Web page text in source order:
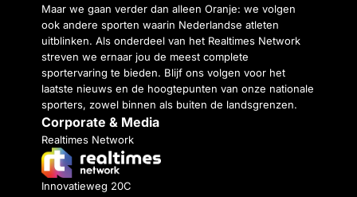
Maar we gaan verder dan alleen Oranje: we volgen
ook andere sporten waarin Nederlandse atleten
uitblinken. Als onderdeel van het Realtimes Network
streven we ernaar jou de meest complete
sportervaring te bieden. Blijf ons volgen voor het
laatste nieuws en de hoogtepunten van onze nationale
sporters, zowel binnen als buiten de landsgrenzen.
Corporate & Media
Realtimes Network
Innovatieweg 20C